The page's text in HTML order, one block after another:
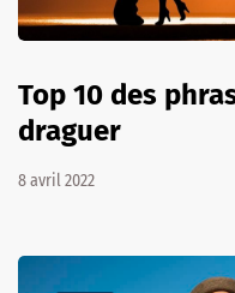
Top 10 des
draguer
8 avril 2022